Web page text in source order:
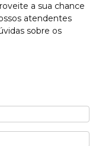
a sua chance
atendentes
sobre os